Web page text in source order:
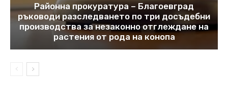
Районна прокуратура – Благоевград
ръководи разследването по три досъдебни
производства за незаконно отглеждане на
растения от рода на конопа